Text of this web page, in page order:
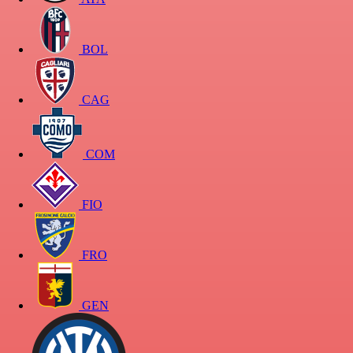
BOL
CAG
COM
FIO
FRO
GEN